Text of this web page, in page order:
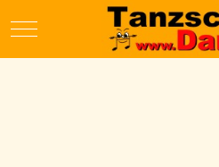
Mobile Menu Toggle